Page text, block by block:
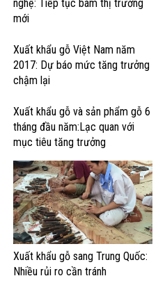
nghệ: Tiếp tục bám thị trường
mới
Xuất khẩu gỗ Việt Nam năm
2017: Dự báo mức tăng trưởng
chậm lại
Xuất khẩu gỗ và sản phẩm gỗ 6
tháng đầu năm:Lạc quan với
mục tiêu tăng trưởng
Xuất khẩu gỗ sang Trung Quốc:
Nhiều rủi ro cần tránh